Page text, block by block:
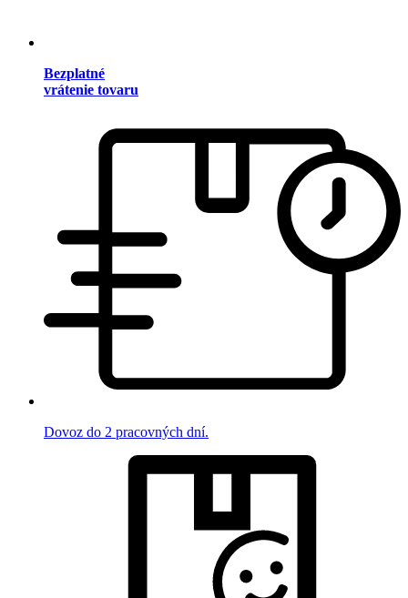
Bezplatné
vrátenie tovaru
Dovoz do 2 pracovných dní.